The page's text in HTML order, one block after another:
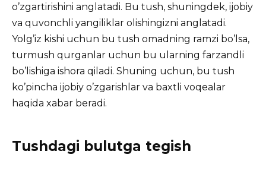
o’zgartirishini anglatadi. Bu tush, shuningdek, ijobiy
va quvonchli yangiliklar olishingizni anglatadi.
Yolg’iz kishi uchun bu tush omadning ramzi bo’lsa,
turmush qurganlar uchun bu ularning farzandli
bo’lishiga ishora qiladi. Shuning uchun, bu tush
ko’pincha ijobiy o’zgarishlar va baxtli voqealar
haqida xabar beradi.
Tushdagi bulutga tegish